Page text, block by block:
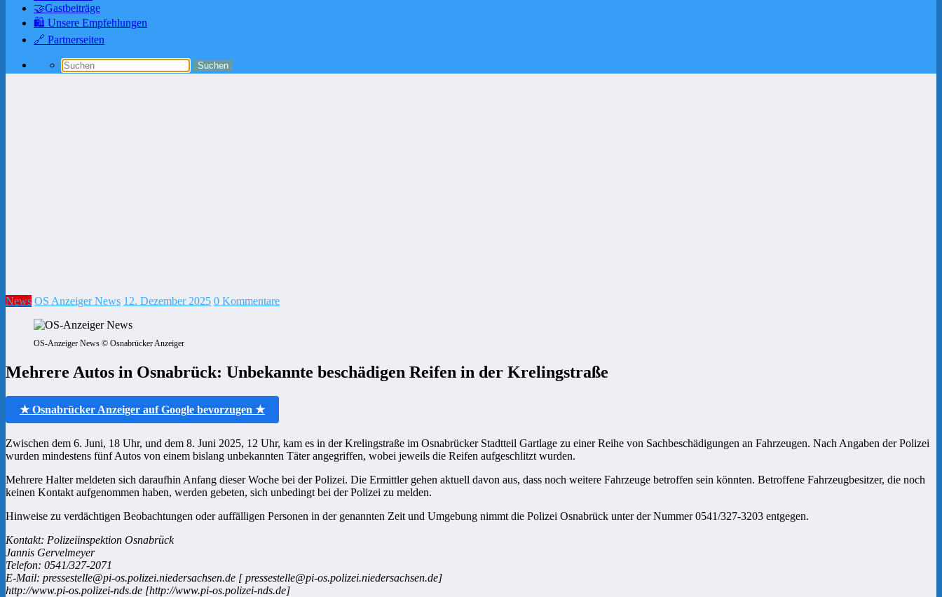
🤝Gastbeiträge
🛍️ Unsere Empfehlungen
🔗 Partnerseiten
News OS Anzeiger News 12. Dezember 2025 0 Kommentare
OS-Anzeiger News © Osnabrücker Anzeiger
Mehrere Autos in Osnabrück: Unbekannte beschädigen Reifen in der Krelingstraße
★ Osnabrücker Anzeiger auf Google bevorzugen ★
Zwischen dem 6. Juni, 18 Uhr, und dem 8. Juni 2025, 12 Uhr, kam es in der Krelingstraße im Osnabrücker Stadtteil Gartlage zu einer Reihe von Sachbeschädigungen an Fahrzeugen. Nach Angaben der Polizei
wurden mindestens fünf Autos von einem bislang unbekannten Täter angegriffen, wobei jeweils die Reifen aufgeschlitzt wurden.
Mehrere Halter meldeten sich daraufhin Anfang dieser Woche bei der Polizei. Die Ermittler gehen aktuell davon aus, dass noch weitere Fahrzeuge betroffen sein könnten. Betroffene Fahrzeugbesitzer, die noch
keinen Kontakt aufgenommen haben, werden gebeten, sich unbedingt bei der Polizei zu melden.
Hinweise zu verdächtigen Beobachtungen oder auffälligen Personen in der genannten Zeit und Umgebung nimmt die Polizei Osnabrück unter der Nummer 0541/327-3203 entgegen.
Kontakt: Polizeiinspektion Osnabrück
Jannis Gervelmeyer
Telefon: 0541/327-2071
E-Mail: pressestelle@pi-os.polizei.niedersachsen.de [ pressestelle@pi-os.polizei.niedersachsen.de]
http://www.pi-os.polizei-nds.de [http://www.pi-os.polizei-nds.de]